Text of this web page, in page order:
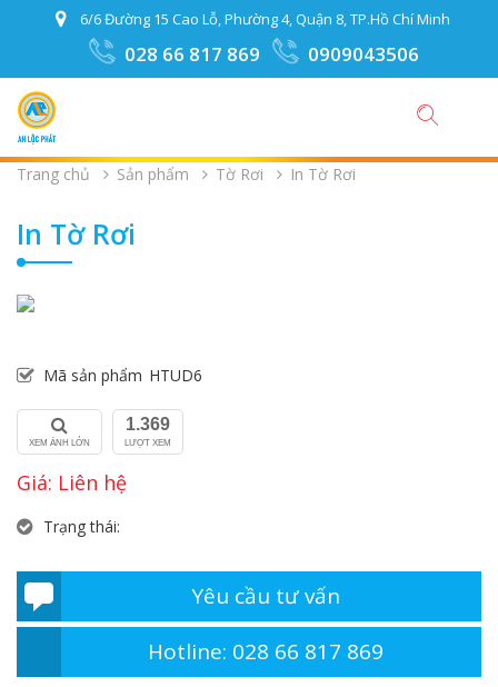
6/6 Đường 15 Cao Lỗ, Phường 4, Quận 8, TP.Hồ Chí Minh
028 66 817 869 0909043506
Trang chủ Sản phẩm Tờ Rơi In Tờ Rơi
In Tờ Rơi
Mã sản phẩm HTUD6
XEM ẢNH LỚN
1.369
LƯỢT XEM
Giá: Liên hệ
Trạng thái:
Yêu cầu tư vấn
Hotline: 028 66 817 869